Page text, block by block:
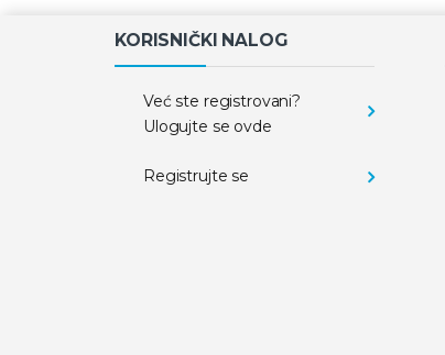
KORISNIČKI NALOG
Već ste registrovani?
Ulogujte se ovde
Registrujte se